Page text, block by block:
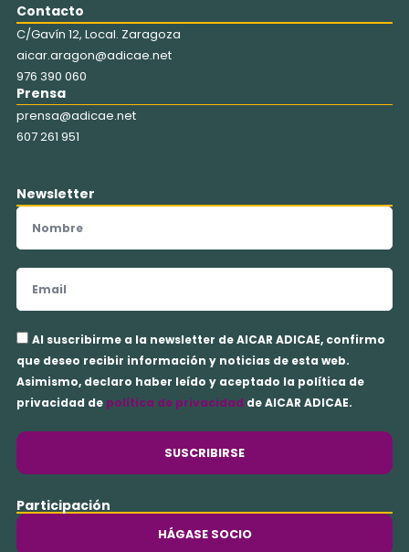
Contacto
C/Gavín 12, Local. Zaragoza
aicar.aragon@adicae.net
976 390 060
Prensa
prensa@adicae.net
607 261 951
Newsletter
Nombre
Email
Aceptación
privacidad
Al suscribirme a la newsletter de AICAR ADICAE, confirmo
que deseo recibir información y noticias de esta web.
Asimismo, declaro haber leído y aceptado la política de
privacidad de política de privacidad de AICAR ADICAE.
SUSCRIBIRSE
Participación
HÁGASE SOCIO